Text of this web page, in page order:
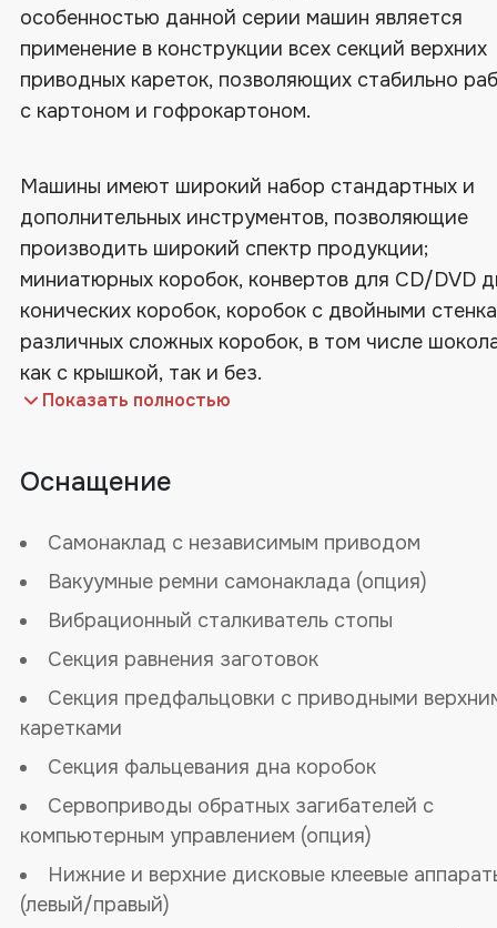
особенностью данной серии машин является
применение в конструкции всех секций верхних
приводных кареток, позволяющих стабильно
с картоном и гофрокартоном.
Машины имеют широкий набор стандартных и
дополнительных инструментов, позволяющие
производить широкий спектр продукции;
миниатюрных коробок, конвертов для CD/DVD
конических коробок, коробок с двойными
различных сложных коробок, в том числе
как с крышкой, так и без.
Оснащение
Самонаклад с независимым приводом
Вакуумные ремни самонаклада (опция)
Вибрационный сталкиватель стопы
Секция равнения заготовок
Секция предфальцовки с приводными
каретками
Секция фальцевания дна коробок
Сервоприводы обратных загибателей с
компьютерным управлением (опция)
Нижние и верхние дисковые клеевые
(левый/правый)